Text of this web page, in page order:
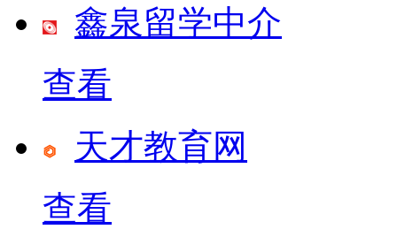
鑫泉留学中介
查看
天才教育网
查看